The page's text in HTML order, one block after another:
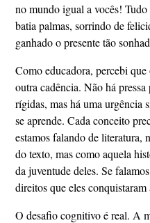
no mundo igual a vocês!
batia palmas, sorrindo de
ganhado o presente tão
Como educadora, percebi
outra cadência. Não há
rígidas, mas há uma urgência
se aprende. Cada conceito
estamos falando de literatura,
do texto, mas como aquela
da juventude deles. Se
direitos que eles conquistaram
O desafio cognitivo é real. A